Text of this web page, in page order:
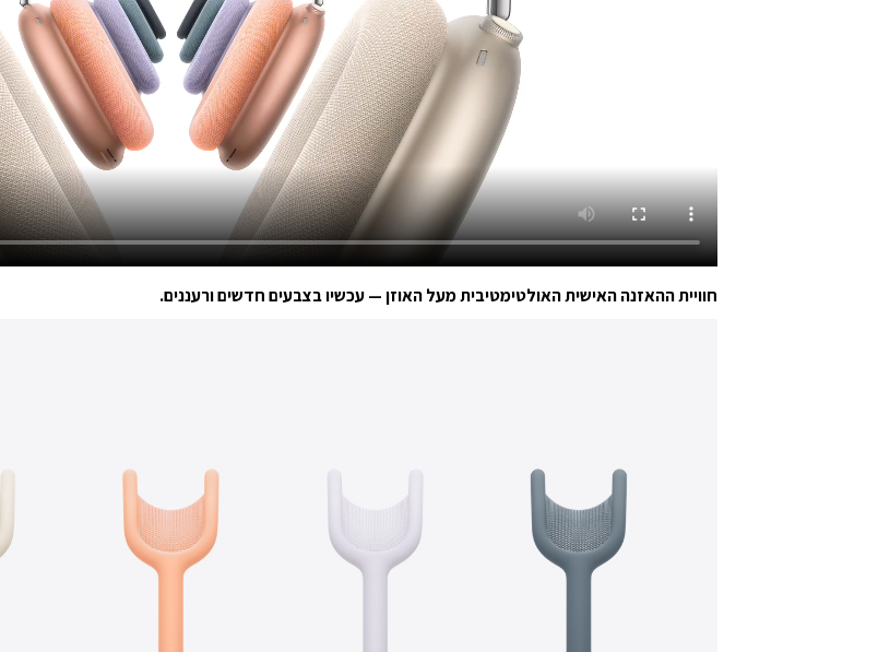
חוויית ההאזנה האישית האולטימטיבית מעל האוזן — עכשיו בצבעים חדשים ורעננים.